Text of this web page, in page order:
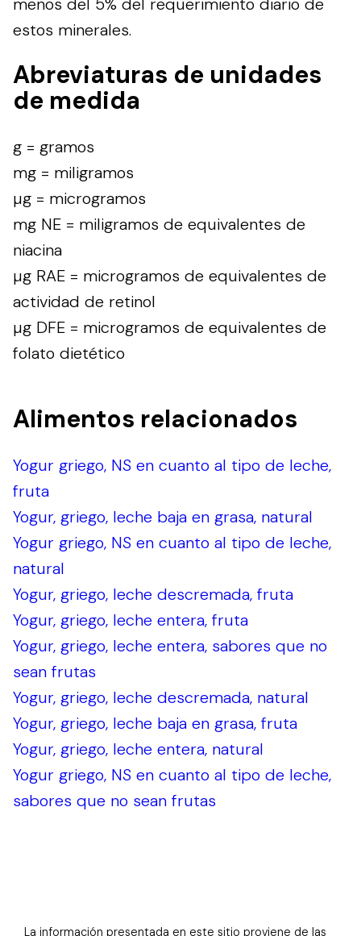
estos minerales.
Abreviaturas de unidades
de medida
g = gramos
mg = miligramos
µg = microgramos
mg NE = miligramos de equivalentes de
niacina
µg RAE = microgramos de equivalentes de
actividad de retinol
µg DFE = microgramos de equivalentes de
folato dietético
Alimentos relacionados
Yogur griego, NS en cuanto al tipo de leche,
fruta
Yogur, griego, leche baja en grasa, natural
Yogur griego, NS en cuanto al tipo de leche,
natural
Yogur, griego, leche descremada, fruta
Yogur, griego, leche entera, fruta
Yogur, griego, leche entera, sabores que no
sean frutas
Yogur, griego, leche descremada, natural
Yogur, griego, leche baja en grasa, fruta
Yogur, griego, leche entera, natural
Yogur griego, NS en cuanto al tipo de leche,
sabores que no sean frutas
La información presentada en este sitio proviene de las